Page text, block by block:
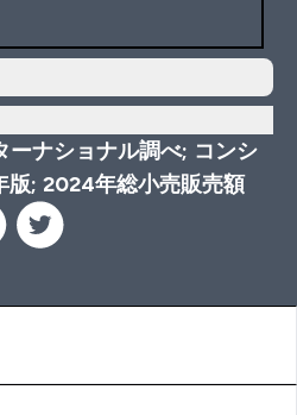
ーナショナル調べ; コンシ
版; 2024年総小売販売額